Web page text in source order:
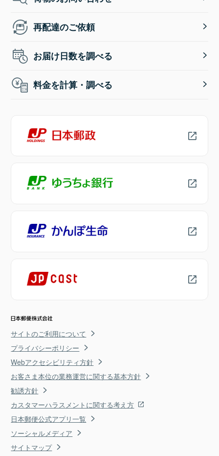
再配達のご依頼
お届け日数を調べる
料金を計算・調べる
サイトのご利用について
プライバシーポリシー
Webアクセシビリティ方針
お客さま本位の業務運営に関する基本方針
勧誘方針
カスタマーハラスメントに関する考え方
日本郵便公式アプリ一覧
ソーシャルメディア
サイトマップ